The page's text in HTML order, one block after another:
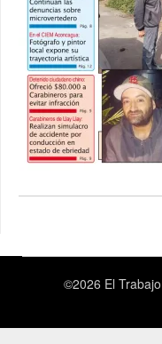
©2026 El Trabajo